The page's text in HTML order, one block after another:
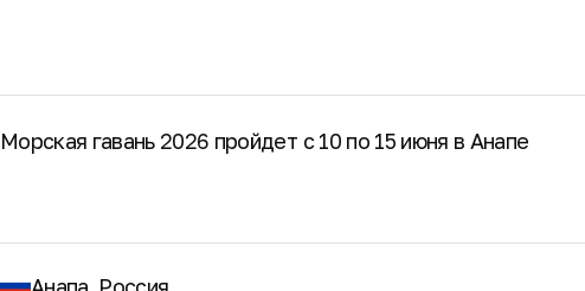
Морская гавань 2026 пройдет с 10 по 15 июня в Анапе